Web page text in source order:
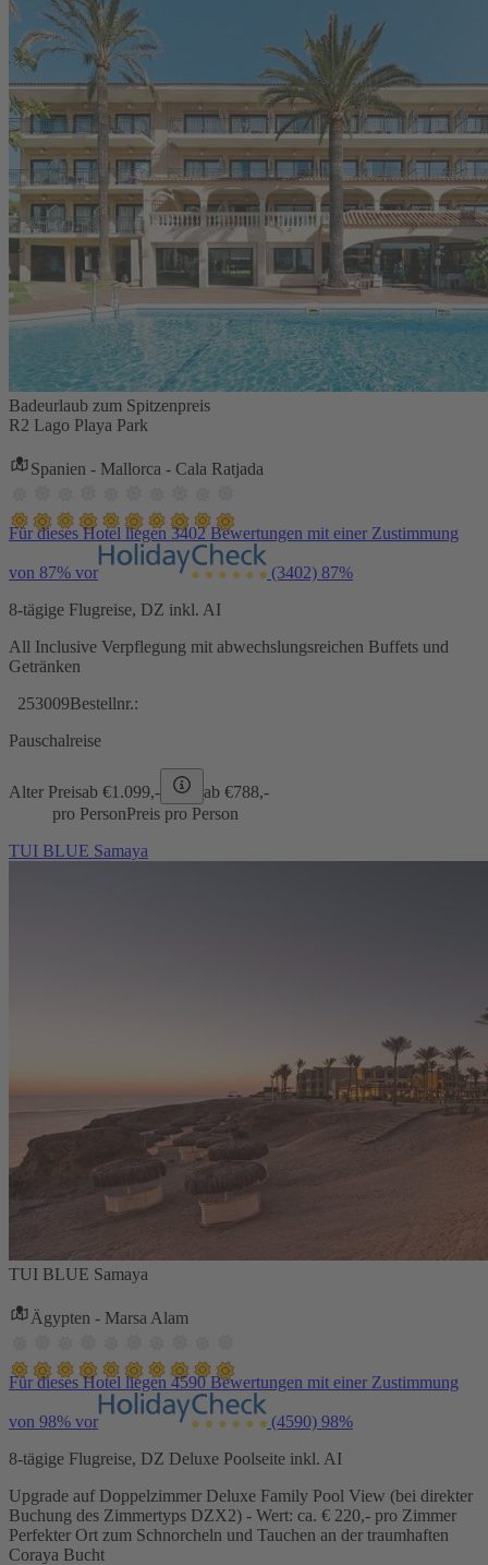
Badeurlaub zum Spitzenpreis
R2 Lago Playa Park
Spanien - Mallorca - Cala Ratjada
Für dieses Hotel liegen 3402 Bewertungen mit einer Zustimmung
von 87% vor (3402) 87%
8-tägige Flugreise, DZ inkl. AI
All Inclusive Verpflegung mit abwechslungsreichen Buffets und
Getränken
253009Bestellnr.:
Pauschalreise
Alter Preisab €1.099,- ab €788,-
pro PersonPreis pro Person
TUI BLUE Samaya
TUI BLUE Samaya
Ägypten - Marsa Alam
Für dieses Hotel liegen 4590 Bewertungen mit einer Zustimmung
von 98% vor (4590) 98%
8-tägige Flugreise, DZ Deluxe Poolseite inkl. AI
Upgrade auf Doppelzimmer Deluxe Family Pool View (bei direkter
Buchung des Zimmertyps DZX2) - Wert: ca. € 220,- pro Zimmer
Perfekter Ort zum Schnorcheln und Tauchen an der traumhaften
Coraya Bucht